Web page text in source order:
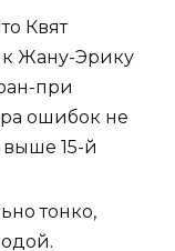
Квят
к Жану-Эрику
при
ошибок не
15-й
тонко,